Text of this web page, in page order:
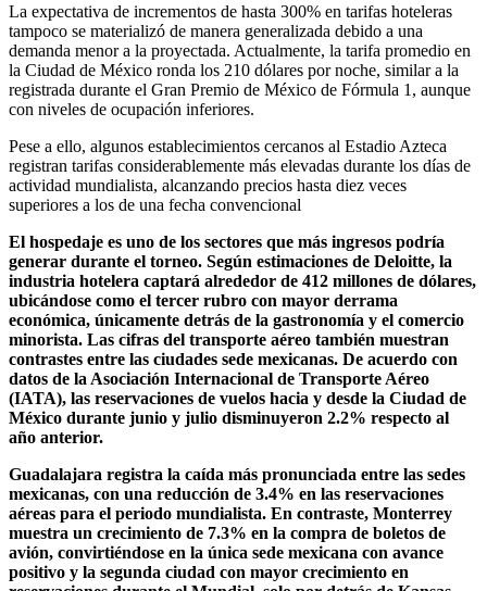
La expectativa de incrementos de hasta 300% en tarifas hoteleras
tampoco se materializó de manera generalizada debido a una
demanda menor a la proyectada. Actualmente, la tarifa promedio en
la Ciudad de México ronda los 210 dólares por noche, similar a la
registrada durante el Gran Premio de México de Fórmula 1, aunque
con niveles de ocupación inferiores.
Pese a ello, algunos establecimientos cercanos al Estadio Azteca
registran tarifas considerablemente más elevadas durante los días de
actividad mundialista, alcanzando precios hasta diez veces
superiores a los de una fecha convencional
El hospedaje es uno de los sectores que más ingresos podría
generar durante el torneo. Según estimaciones de Deloitte, la
industria hotelera captará alrededor de 412 millones de dólares,
ubicándose como el tercer rubro con mayor derrama
económica, únicamente detrás de la gastronomía y el comercio
minorista. Las cifras del transporte aéreo también muestran
contrastes entre las ciudades sede mexicanas. De acuerdo con
datos de la Asociación Internacional de Transporte Aéreo
(IATA), las reservaciones de vuelos hacia y desde la Ciudad de
México durante junio y julio disminuyeron 2.2% respecto al
año anterior.
Guadalajara registra la caída más pronunciada entre las sedes
mexicanas, con una reducción de 3.4% en las reservaciones
aéreas para el periodo mundialista. En contraste, Monterrey
muestra un crecimiento de 7.3% en la compra de boletos de
avión, convirtiéndose en la única sede mexicana con avance
positivo y la segunda ciudad con mayor crecimiento en